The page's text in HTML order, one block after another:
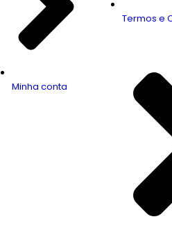
Minha conta
Termos e